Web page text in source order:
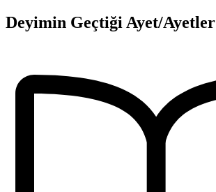
Deyimin Geçtiği Ayet/Ayetler